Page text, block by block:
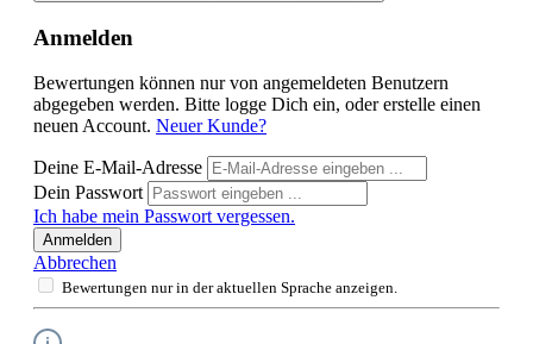
Anmelden
Bewertungen können nur von angemeldeten Benutzern
abgegeben werden. Bitte logge Dich ein, oder erstelle einen
neuen Account. Neuer Kunde?
Deine E-Mail-Adresse
Dein Passwort
Ich habe mein Passwort vergessen.
Anmelden
Abbrechen
Bewertungen nur in der aktuellen Sprache anzeigen.